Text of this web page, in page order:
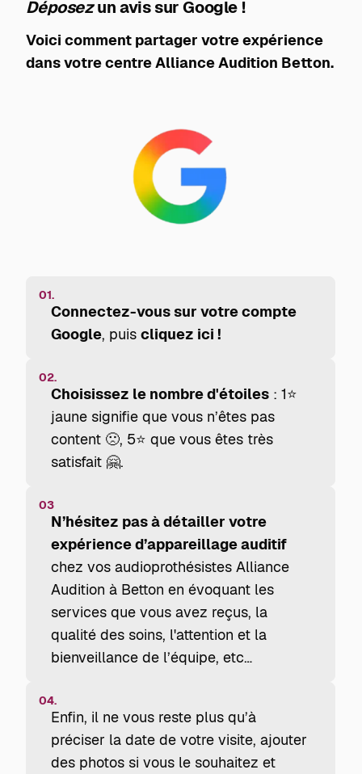
Déposezun avis sur Google !
Voici comment partager votre expérience
dans votre centre Alliance Audition Betton.
01.
Connectez-vous sur votre compte
Google, puiscliquez ici !
02.
Choisissez le nombre d'étoiles : 1⭐
jaune signifie que vous n’êtes pas
content 🙁, 5⭐ que vous êtes très
satisfait 🤗.
03
N’hésitez pas à détailler votre
expérience d’appareillage auditif
chez vos audioprothésistes Alliance
Audition à Betton en évoquant les
services que vous avez reçus, la
qualité des soins, l'attention et la
bienveillance de l’équipe, etc…
04.
Enfin, il ne vous reste plus qu’à
préciser la date de votre visite, ajouter
des photos si vous le souhaitez et